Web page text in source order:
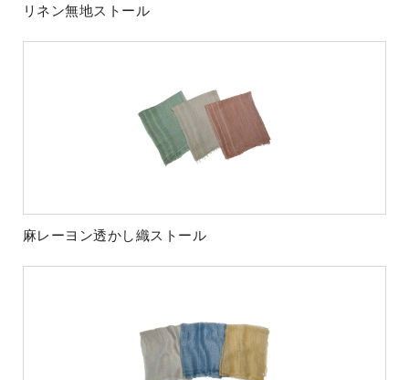
リネン無地ストール
麻レーヨン透かし織ストール